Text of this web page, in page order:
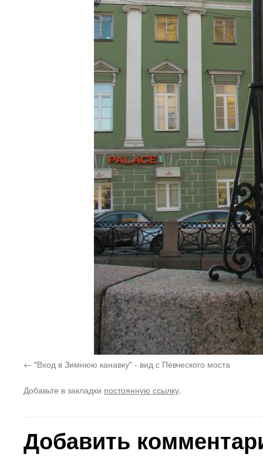
"Вход в Зимнюю канавку" - вид с Певческого моста
Добавьте в закладки постоянную ссылку.
Добавить